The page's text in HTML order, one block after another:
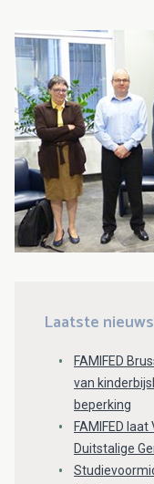
Laatste
FAMIFED
van
beperking
FAMIFED
Duitstalige